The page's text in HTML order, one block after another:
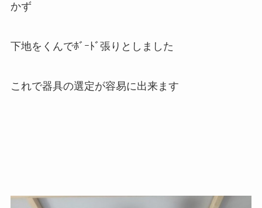
かず
下地をくんでﾎﾞｰﾄﾞ張りとしました
これで器具の選定が容易に出来ます